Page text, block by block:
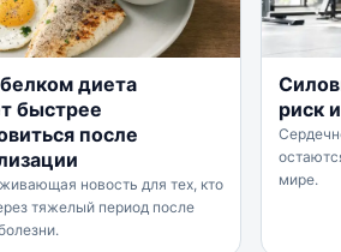
белком диета
быстрее
после
новость для тех, кто
тяжелый период после
риск
мире.